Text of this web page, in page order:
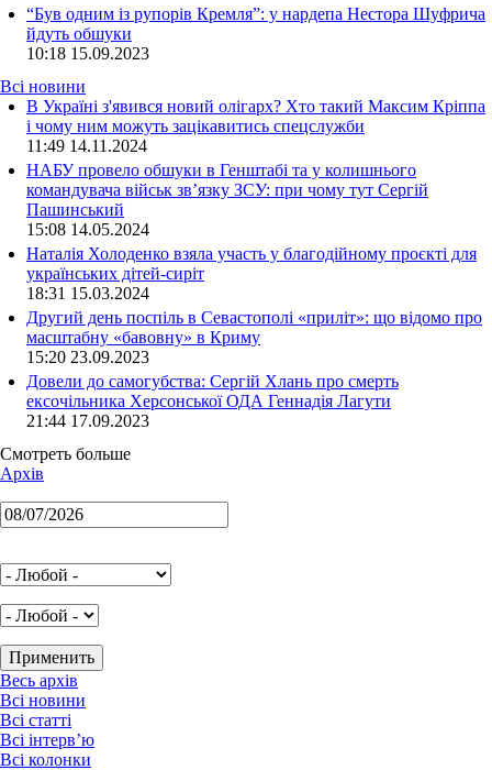
“Був одним із рупорів Кремля”: у нардепа Нестора Шуфрича
йдуть обшуки
10:18 15.09.2023
Всі новини
В Україні з'явився новий олігарх? Хто такий Максим Кріппа
і чому ним можуть зацікавитись спецслужби
11:49 14.11.2024
НАБУ провело обшуки в Генштабі та у колишнього
командувача військ зв’язку ЗСУ: при чому тут Сергій
Пашинський
15:08 14.05.2024
Наталія Холоденко взяла участь у благодійному проєкті для
українських дітей-сиріт
18:31 15.03.2024
Другий день поспіль в Севастополі «приліт»: що відомо про
масштабну «бавовну» в Криму
15:20 23.09.2023
Довели до самогубства: Сергій Хлань про смерть
ексочільника Херсонської ОДА Геннадія Лагути
21:44 17.09.2023
Смотреть больше
Архів
Весь архів
Всі новини
Всі статті
Всі інтерв’ю
Всі колонки